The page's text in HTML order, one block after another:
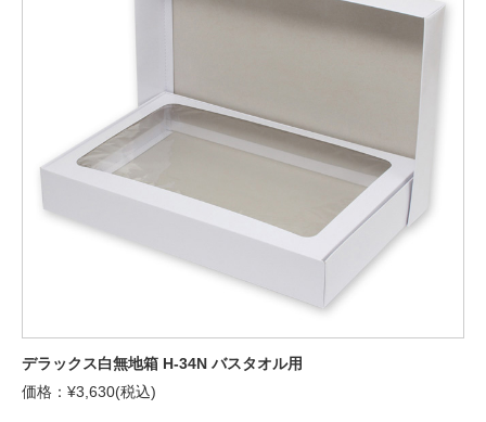
デラックス白無地箱 H-34N バスタオル用
価格：¥3,630(税込)